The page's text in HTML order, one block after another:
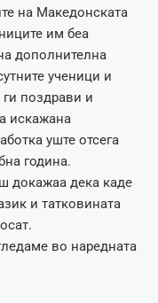
на Македонската
им беа
дополнителна
ученици и
поздрави и
искажана
уште отсега
година.
докажаа дека каде
и татковината
во наредната